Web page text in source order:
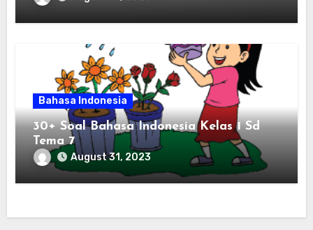
Bahasa Indonesia
30+ Soal Bahasa Indonesia Kelas 1 Sd
Tema 7
August 31, 2023